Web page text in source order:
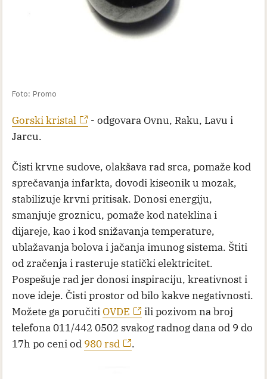
Foto: Promo
Gorski kristal
- odgovara Ovnu, Raku, Lavu i
Jarcu.
Čisti krvne sudove, olakšava rad srca, pomaže kod
sprečavanja infarkta, dovodi kiseonik u mozak,
stabilizuje krvni pritisak. Donosi energiju,
smanjuje groznicu, pomaže kod nateklina i
dijareje, kao i kod snižavanja temperature,
ublažavanja bolova i jačanja imunog sistema. Štiti
od zračenja i rasteruje statički elektricitet.
Pospešuje rad jer donosi inspiraciju, kreativnost i
nove ideje. Čisti prostor od bilo kakve negativnosti.
Možete ga poručitiOVDE
ili pozivom na broj
telefona 011/442 0502 svakog radnog dana od 9 do
17h po ceni od 980 rsd .